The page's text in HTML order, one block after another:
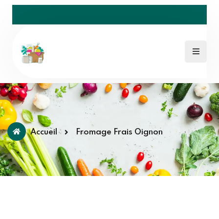
Accueil Fromage Frais Oignon